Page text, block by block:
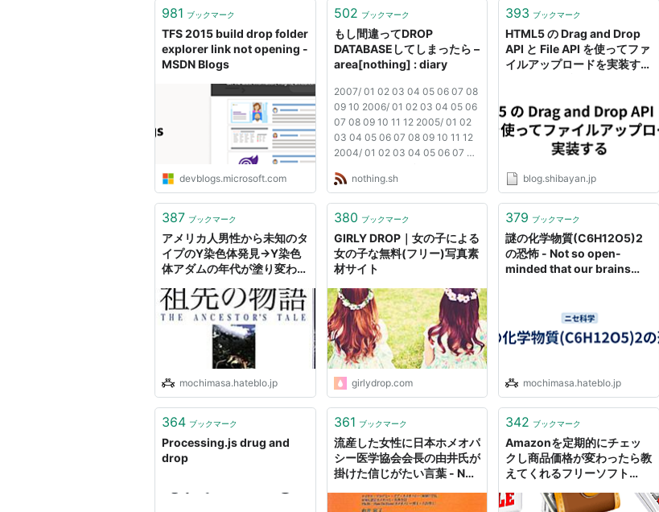
981 ブックマーク
TFS 2015 build drop folder
explorer link not opening -
MSDN Blogs
devblogs.microsoft.com
502 ブックマーク
もし間違ってDROP
DATABASEしてしまったら –
area[nothing] : diary
2007/ 01 02 03 04 05 06 07 08
09 10 2006/ 01 02 03 04 05 06
07 08 09 10 11 12 2005/ 01 02
03 04 05 06 07 08 09 10 11 12
2004/ 01 02 03 04 05 06 07 08
05 06 07 08 09 10 11 12 2002/
11 12 2001/ 01 02 03 04 05 06
nothing.sh
393 ブックマーク
HTML5 の Drag and Drop
API と File API を使ってファ
イルアップロードを実装する
blog.shibayan.jp
387 ブックマーク
アメリカ人男性から未知のタ
イプのY染色体発見→Y染色
体アダムの年代が塗り変わる
our brains drop out.
mochimasa.hateblo.jp
380 ブックマーク
GIRLY DROP｜女の子による
女の子な無料(フリー)写真素
材サイト
girlydrop.com
379 ブックマーク
謎の化学物質(C6H12O5)2
の恐怖 - Not so open-
minded that our brains
mochimasa.hateblo.jp
364 ブックマーク
Processing.js drug and
drop
361 ブックマーク
流産した女性に日本ホメオパ
シー医学協会会長の由井氏が
掛けた信じがたい言葉 - Not
brains drop out.
342 ブックマーク
Amazonを定期的にチェッ
クし商品価格が変わったら教
えてくれるフリーソフト
Amazon」